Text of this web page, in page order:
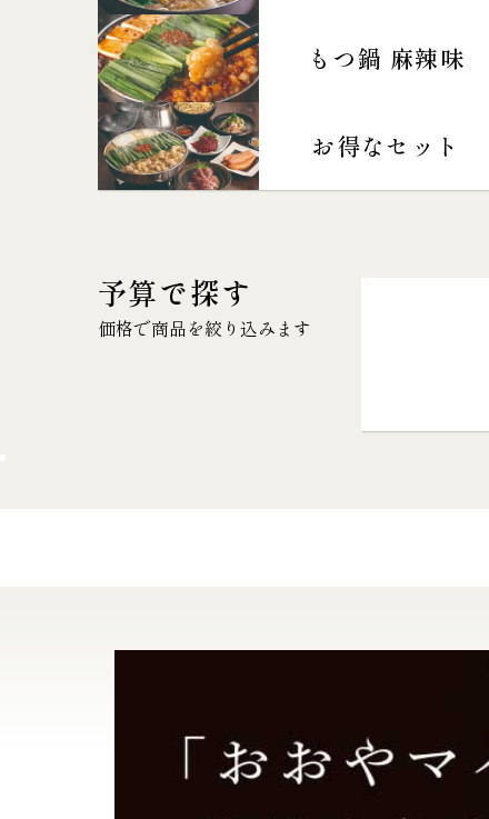
もつ鍋 麻辣味
お得なセット
予算で探す
価格で商品を絞り込みます